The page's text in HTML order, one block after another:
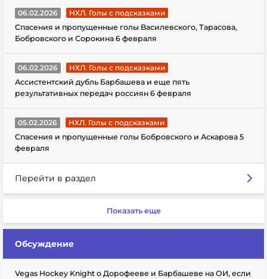
06.02.2026
НХЛ. Голы с подсказками
Спасения и пропущенные голы Василевского, Тарасова,
Бобровского и Сорокина 6 февраля
06.02.2026
НХЛ. Голы с подсказками
Ассистентский дубль Барбашева и еще пять
результативных передач россиян 6 февраля
05.02.2026
НХЛ. Голы с подсказками
Спасения и пропущенные голы Бобровского и Аскарова 5
февраля
Перейти в раздел
Показать еще
Обсуждение
Vegas Hockey Knight о Дорофееве и Барбашеве на ОИ, если